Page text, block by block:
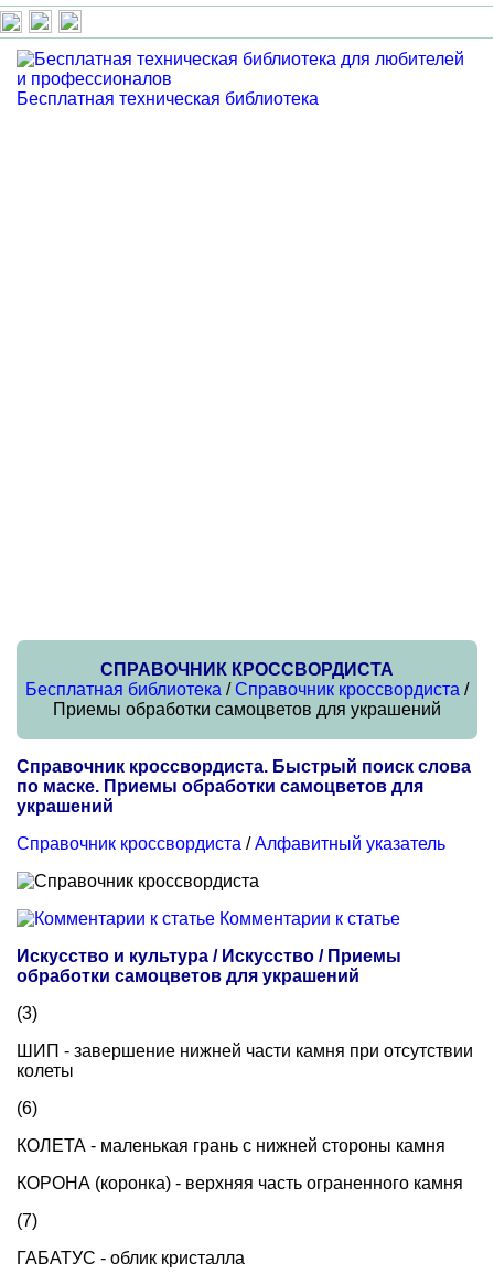
Бесплатная техническая библиотека
СПРАВОЧНИК КРОССВОРДИСТА
Бесплатная библиотека /Справочник кроссвордиста /
Приемы обработки самоцветов для украшений
Справочник кроссвордиста. Быстрый поиск слова
по маске. Приемы обработки самоцветов для
украшений
Справочник кроссвордиста /Алфавитный указатель
Комментарии к статье
Искусство и культура / Искусство / Приемы
обработки самоцветов для украшений
(3)
ШИП - завершение нижней части камня при отсутствии
колеты
(6)
КОЛЕТА - маленькая грань с нижней стороны камня
КОРОНА (коронка) - верхняя часть ограненного камня
(7)
ГАБАТУС - облик кристалла